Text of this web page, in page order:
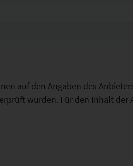
auf den Angaben des
wurden. Für den Inhalt der